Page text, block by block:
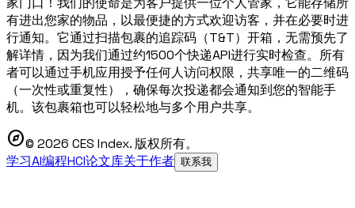
有进出您家的物品，以最便捷的方式欢迎访客，并在必要时进
行通知。它通过扫描包裹的追踪码（T&T）开箱，无需预先了
解详情，因为我们通过约1500个快递API进行实时检查。所有
者可以通过手机应用授予任何人访问权限，共享唯一的二维码
（一次性或重复性），确保每次投递都会通知到您的智能手
机。该包裹箱也可以轻松地与多个用户共享。
explore© 2026 CES Index. 版权所有。
学习AI编程HCI论文库关于作者 联系我